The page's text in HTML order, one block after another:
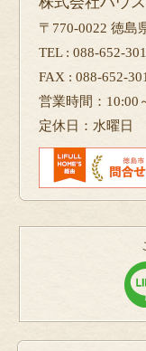
〒770-0022 徳島
TEL : 088-652-
FAX : 088-652-
営業時間：10:00
定休日：水曜日